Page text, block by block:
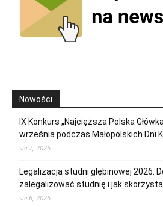
Nowości
IX Konkurs „Najcięższa Polska
września podczas Małopolskich Dni
sie 7, 2026
Legalizacja studni głębinowej 2026.
zalegalizować studnię i jak
sie 6, 2026